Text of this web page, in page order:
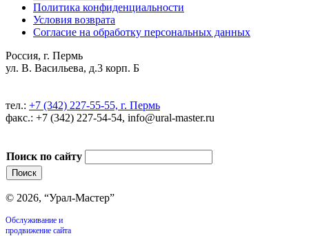
Политика конфиденциальности
Условия возврата
Согласие на обработку персональных данных
Россия, г. Пермь
ул. В. Васильева, д.3 корп. Б
тел.: +7 (342) 227-55-55, г. Пермь
факс.: +7 (342) 227-54-54, info@ural-master.ru
Поиск по сайту
© 2026, “Урал-Мастер”
Обслуживание и
продвижение сайта